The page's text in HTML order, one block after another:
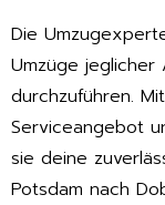
Die
Umzüge
durchzuführen.
Serviceangebot
sie deine
Potsdam nach